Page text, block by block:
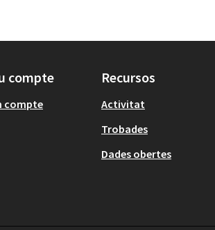
compte
compte
Recursos
Activitat
Trobades
Dades obertes